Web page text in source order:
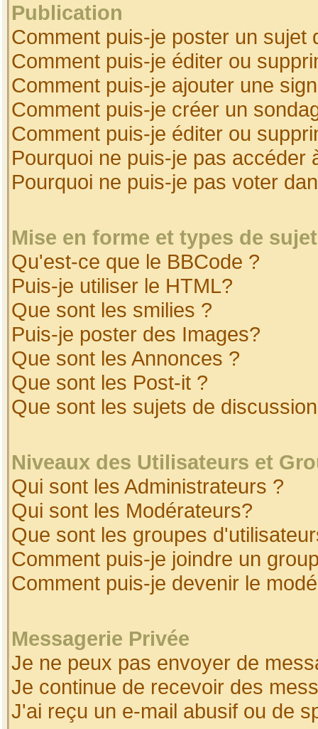
Publication
Comment puis-je poster un sujet
Comment puis-je éditer ou
Comment puis-je ajouter une
Comment puis-je créer un
Comment puis-je éditer ou
Pourquoi ne puis-je pas accéder
Pourquoi ne puis-je pas voter
Mise en forme et types de
Qu'est-ce que le BBCode ?
Puis-je utiliser le HTML?
Que sont les smilies ?
Puis-je poster des Images?
Que sont les Annonces ?
Que sont les Post-it ?
Que sont les sujets de
Niveaux des Utilisateurs et
Qui sont les Administrateurs ?
Qui sont les Modérateurs?
Que sont les groupes
Comment puis-je joindre un
Comment puis-je devenir le
Messagerie Privée
Je ne peux pas envoyer de
Je continue de recevoir des
J'ai reçu un e-mail abusif ou de